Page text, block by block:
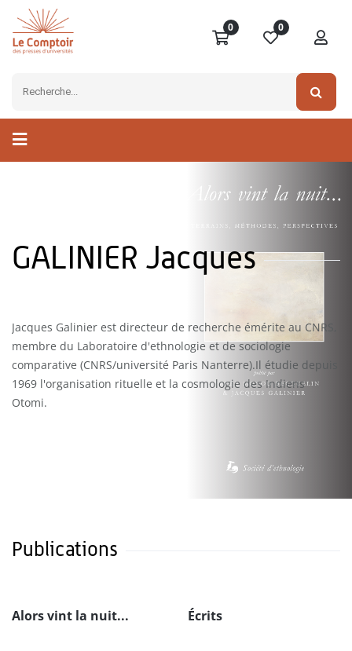
0 0
GALINIER Jacques
Jacques Galinier est directeur de recherche émérite au CNRS,
membre du Laboratoire d'ethnologie et de sociologie
comparative (CNRS/université Paris Nanterre).Il étudie depuis
1969 l'organisation rituelle et la cosmologie des Indiens
Otomi.
Publications
Alors vint la nuit... Écrits